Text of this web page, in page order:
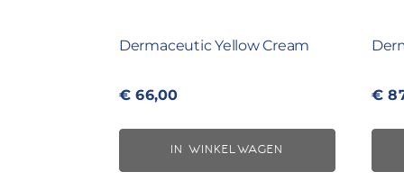
Dermaceutic Yellow Cream
€ 66,00
IN WINKELWAGEN
€